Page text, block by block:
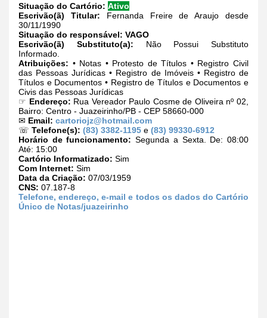
Situação do Cartório: Ativo
Escrivão(ã) Titular: Fernanda Freire de Araujo desde
30/11/1990
Situação do responsável: VAGO
Escrivão(ã) Substituto(a): Não Possui Substituto
Informado.
Atribuições: • Notas • Protesto de Títulos • Registro Civil
das Pessoas Jurídicas • Registro de Imóveis • Registro de
Títulos e Documentos • Registro de Títulos e Documentos e
Civis das Pessoas Jurídicas
☞ Endereço: Rua Vereador Paulo Cosme de Oliveira nº 02,
Bairro: Centro - Juazeirinho/PB - CEP 58660-000
✉ Email: cartoriojz@hotmail.com
☏ Telefone(s): (83) 3382-1195 e (83) 99330-6912
Horário de funcionamento: Segunda a Sexta. De: 08:00
Até: 15:00
Cartório Informatizado: Sim
Com Internet: Sim
Data da Criação: 07/03/1959
CNS: 07.187-8
Telefone, endereço, e-mail e todos os dados do Cartório
Único de Notas/juazeirinho